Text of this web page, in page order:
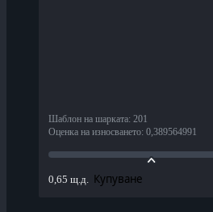
Шаблон на шарката: 201
Оценка на износването: 0,389564991
0,65 щ.д. Купуване